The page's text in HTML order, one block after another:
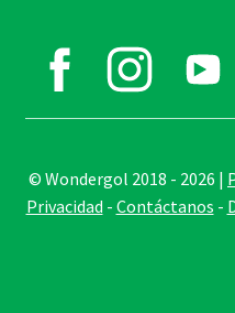
© Wondergol 2018 - 2026 |
Privacidad - Contáctanos -